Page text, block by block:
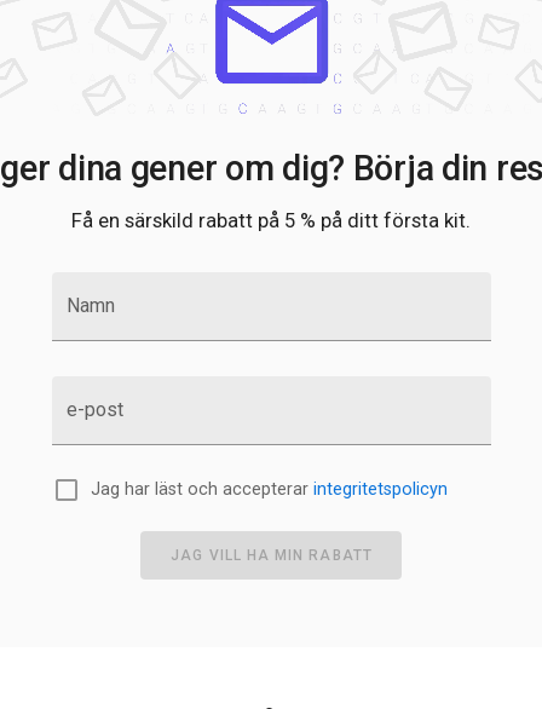
dina gener om dig? Börja din
Få en särskild rabatt på 5 % på ditt första kit.
Namn
e-post
Jag har läst och accepterar integritetspolicyn
JAG VILL HA MIN RABATT